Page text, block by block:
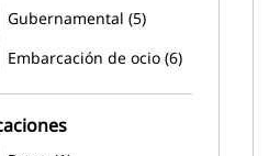
Gubernamental (5)
Embarcación de ocio (6)